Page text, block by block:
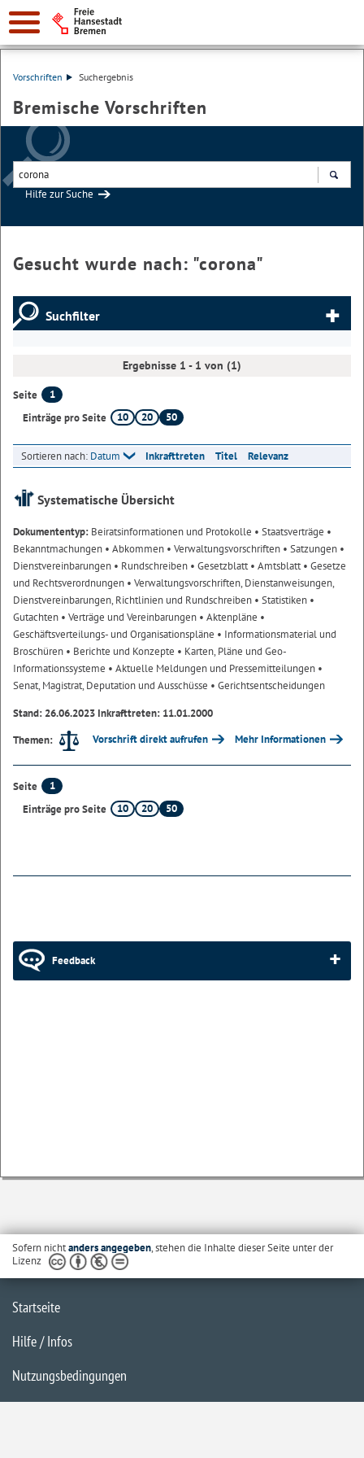
Vorschriften Suchergebnis
Bremische Vorschriften
Hilfe zur Suche
Gesucht wurde nach: "corona"
Suchfilter
Ergebnisse 1 - 1 von (1)
Seite
1
Einträge pro Seite
10 20 50
Sortieren nach: Datum Inkrafttreten Titel Relevanz
Systematische Übersicht
Dokumententyp: Beiratsinformationen und Protokolle • Staatsverträge •
Bekanntmachungen • Abkommen • Verwaltungsvorschriften • Satzungen •
Dienstvereinbarungen • Rundschreiben • Gesetzblatt• Amtsblatt• Gesetze
und Rechtsverordnungen • Verwaltungsvorschriften, Dienstanweisungen,
Dienstvereinbarungen, Richtlinien und Rundschreiben • Statistiken •
Gutachten • Verträge und Vereinbarungen • Aktenpläne •
Geschäftsverteilungs- und Organisationspläne • Informationsmaterial und
Broschüren • Berichte und Konzepte • Karten, Pläne und Geo-
Informationssysteme • Aktuelle Meldungen und Pressemitteilungen •
Senat, Magistrat, Deputation und Ausschüsse • Gerichtsentscheidungen
Stand: 26.06.2023 Inkrafttreten: 11.01.2000
Themen:
Vorschrift direkt aufrufen Mehr Informationen
Seite
1
Einträge pro Seite
10 20 50
Feedback
Sofern nichtanders angegeben, stehen die Inhalte dieser Seite unter der
Lizenz
Startseite
Hilfe / Infos
Nutzungsbedingungen